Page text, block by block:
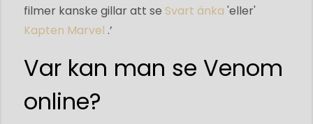
filmer kanske gillar att se Svart änka 'eller'
Kapten Marvel .’
Var kan man se Venom
online?